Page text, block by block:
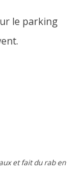
le parking
et fait du rab en